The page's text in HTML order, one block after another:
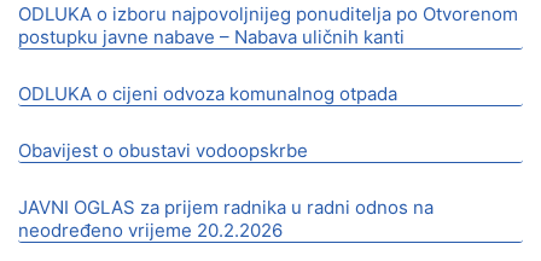
ODLUKA o izboru najpovoljnijeg ponuditelja po Otvorenom
postupku javne nabave – Nabava uličnih kanti
ODLUKA o cijeni odvoza komunalnog otpada
Obavijest o obustavi vodoopskrbe
JAVNI OGLAS za prijem radnika u radni odnos na
neodređeno vrijeme 20.2.2026